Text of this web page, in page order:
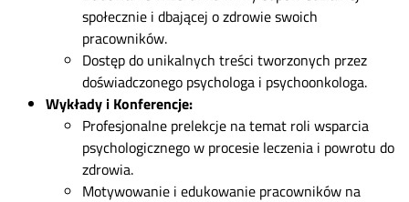
społecznie i dbającej o zdrowie swoich
pracowników.
Dostęp do unikalnych treści tworzonych przez
doświadczonego psychologa i psychoonkologa.
Wykłady i Konferencje:
Profesjonalne prelekcje na temat roli wsparcia
psychologicznego w procesie leczenia i powrotu do
zdrowia.
Motywowanie i edukowanie pracowników na